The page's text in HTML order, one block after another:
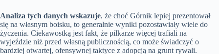
Analiza tych danych wskazuje, że choć Górnik lepiej prezentował
się na własnym boisku, to generalnie wyniki pozostawiały wiele do
życzenia. Ciekawostką jest fakt, że piłkarze więcej trafiali na
wyjeździe niż przed własną publicznością, co może świadczyć o
bardziej otwartej, ofensywnej taktyce z adopcją na grunt rywali.